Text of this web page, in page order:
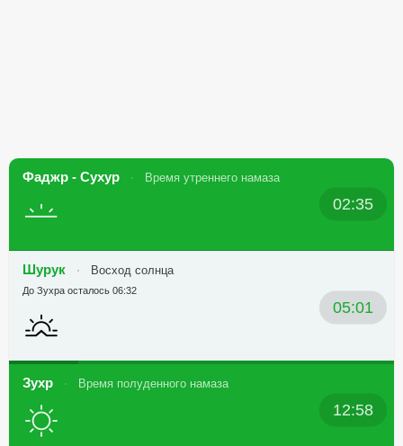
Фаджр - Сухур Время утреннего намаза
02:35
Шурук Восход солнца
05:01
До Зухра осталось 06:32
Зухр Время полуденного намаза
12:58